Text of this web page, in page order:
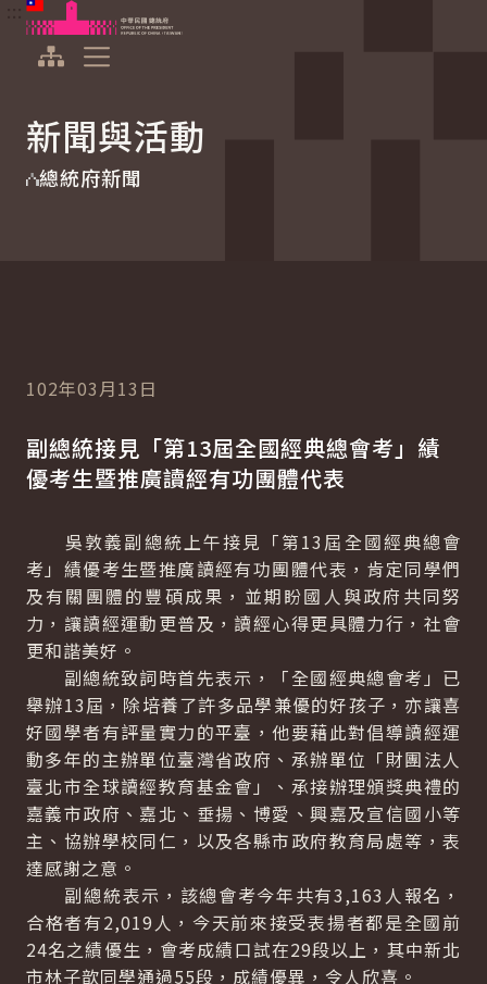
跳到主要內容
中華民國總統府
新聞與活動
總統府新聞
102年03月13日
副總統接見「第13屆全國經典總會考」績
優考生暨推廣讀經有功團體代表
吳敦義副總統上午接見「第13屆全國經典總會
考」績優考生暨推廣讀經有功團體代表，肯定同學們
及有關團體的豐碩成果，並期盼國人與政府共同努
力，讓讀經運動更普及，讀經心得更具體力行，社會
更和諧美好。
副總統致詞時首先表示，「全國經典總會考」已
舉辦13屆，除培養了許多品學兼優的好孩子，亦讓喜
好國學者有評量實力的平臺，他要藉此對倡導讀經運
動多年的主辦單位臺灣省政府、承辦單位「財團法人
臺北市全球讀經教育基金會」、承接辦理頒獎典禮的
嘉義市政府、嘉北、垂揚、博愛、興嘉及宣信國小等
主、協辦學校同仁，以及各縣市政府教育局處等，表
達感謝之意。
副總統表示，該總會考今年共有3,163人報名，
合格者有2,019人，今天前來接受表揚者都是全國前
24名之績優生，會考成績口試在29段以上，其中新北
市林子歆同學通過55段，成績優異，令人欣喜。